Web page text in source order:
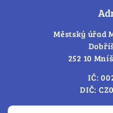
Městský úřad
252 10
IČ:
DIČ:
Cookies –